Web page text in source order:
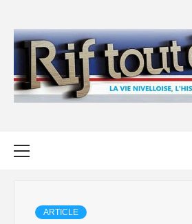
content
ARTICLE